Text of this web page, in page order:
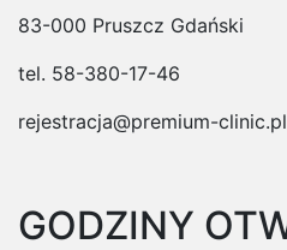
83-000 Pruszcz Gdański
tel. 58-380-17-46
rejestracja@premium-clinic.pl
GODZINY